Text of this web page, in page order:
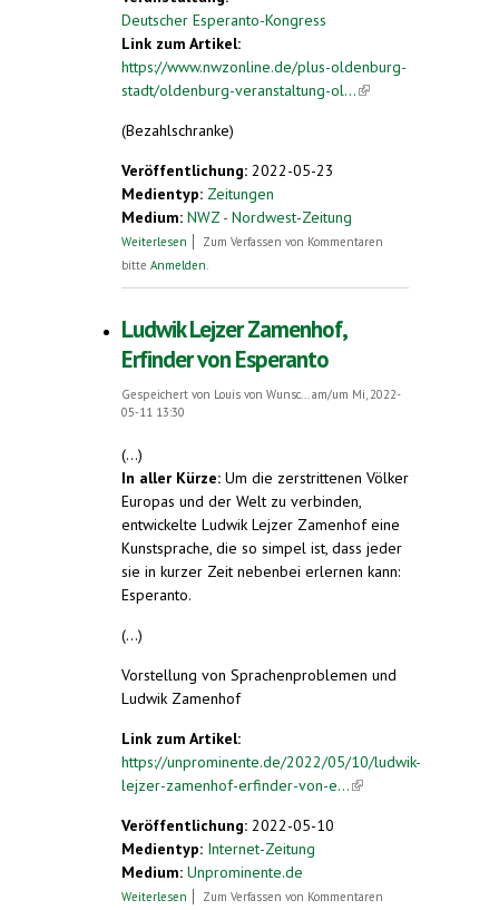
Deutscher Esperanto-Kongress
Link zum Artikel:
https://www.nwzonline.de/plus-oldenburg-
stadt/oldenburg-veranstaltung-ol...(link is
(Bezahlschranke)
Veröffentlichung: 2022-05-23
Medientyp: Zeitungen
Medium: NWZ - Nordwest-Zeitung
Weiterlesen über Esperantisten widmen sich
Zum Verfassen von Kommentaren
bitte Anmelden.
Ludwik Lejzer Zamenhof,
Erfinder von Esperanto
Gespeichert von Louis von Wunsc...am/um Mi, 2022-
05-11 13:30
(...)
In aller Kürze: Um die zerstrittenen Völker
Europas und der Welt zu verbinden,
entwickelte Ludwik Lejzer Zamenhof eine
Kunstsprache, die so simpel ist, dass jeder
sie in kurzer Zeit nebenbei erlernen kann:
Esperanto.
(...)
Vorstellung von Sprachenproblemen und
Ludwik Zamenhof
Link zum Artikel:
https://unprominente.de/2022/05/10/ludwik-
lejzer-zamenhof-erfinder-von-e...(link is
Veröffentlichung: 2022-05-10
Medientyp: Internet-Zeitung
Medium: Unprominente.de
Weiterlesen über Ludwik Lejzer Zamenhof, Erfinder
Zum Verfassen von Kommentaren